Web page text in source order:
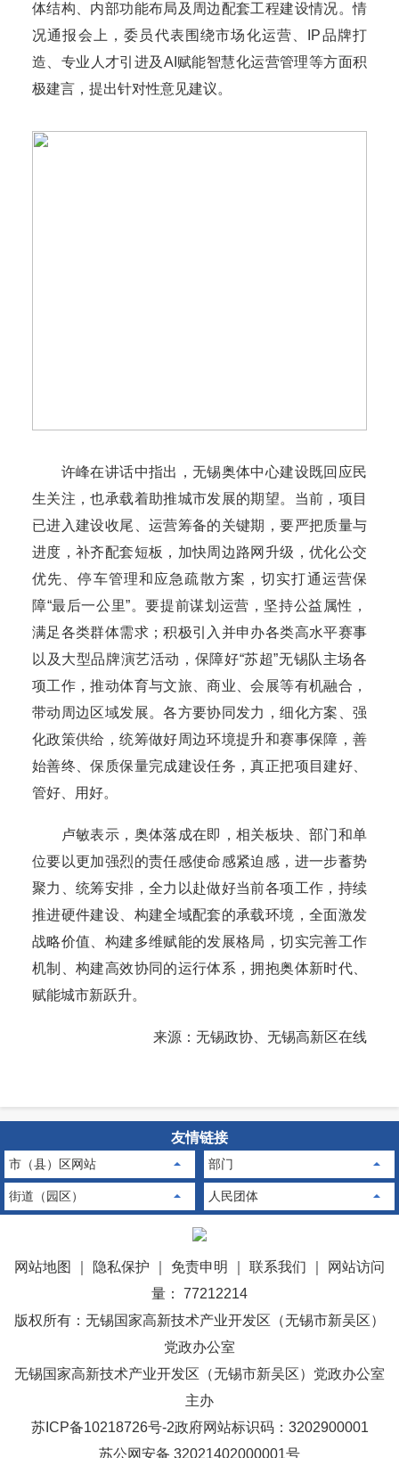
体结构、内部功能布局及周边配套工程建设情况。情
况通报会上，委员代表围绕市场化运营、IP品牌打
造、专业人才引进及AI赋能智慧化运营管理等方面积
极建言，提出针对性意见建议。
许峰在讲话中指出，无锡奥体中心建设既回应民
生关注，也承载着助推城市发展的期望。当前，项目
已进入建设收尾、运营筹备的关键期，要严把质量与
进度，补齐配套短板，加快周边路网升级，优化公交
优先、停车管理和应急疏散方案，切实打通运营保
障“最后一公里”。要提前谋划运营，坚持公益属性，
满足各类群体需求；积极引入并申办各类高水平赛事
以及大型品牌演艺活动，保障好“苏超”无锡队主场各
项工作，推动体育与文旅、商业、会展等有机融合，
带动周边区域发展。各方要协同发力，细化方案、强
化政策供给，统筹做好周边环境提升和赛事保障，善
始善终、保质保量完成建设任务，真正把项目建好、
管好、用好。
卢敏表示，奥体落成在即，相关板块、部门和单
位要以更加强烈的责任感使命感紧迫感，进一步蓄势
聚力、统筹安排，全力以赴做好当前各项工作，持续
推进硬件建设、构建全域配套的承载环境，全面激发
战略价值、构建多维赋能的发展格局，切实完善工作
机制、构建高效协同的运行体系，拥抱奥体新时代、
赋能城市新跃升。
来源：无锡政协、无锡高新区在线
友情链接
市（县）区网站 部门
街道（园区） 人民团体
网站地图 隐私保护 免责申明 联系我们
网站访问
量： 77212214
版权所有：无锡国家高新技术产业开发区（无锡市新吴区）
党政办公室
无锡国家高新技术产业开发区（无锡市新吴区）党政办公室
主办
苏ICP备10218726号-2政府网站标识码：3202900001
苏公网安备 32021402000001号